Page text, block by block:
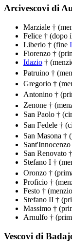
Arcivescovi di
Marziale †
Felice † (dopo
Liberio † (fine
Fiorenzo †
Idazio †
Patruino †
Gregorio †
Antonino †
Zenone †
San Paolo †
San Fedele †
San Masona †
San Renovato †
Stefano I †
Oronzo †
Proficio †
Festo †
Stefano II †
Massimo †
Arnulfo †
Vescovi di